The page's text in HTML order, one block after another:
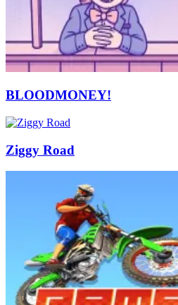
BLOODMONEY!
Ziggy Road